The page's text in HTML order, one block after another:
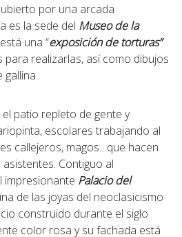
por una arcada
es la sede del Museo de la
una “exposición de torturas”
realizarlas, así como dibujos
gallina.
patio repleto de gente y
escolares trabajando al
callejeros, magos…que hacen
Contiguo al
impresionante Palacio del
de las joyas del neoclasicismo
construido durante el siglo
color rosa y su fachada está